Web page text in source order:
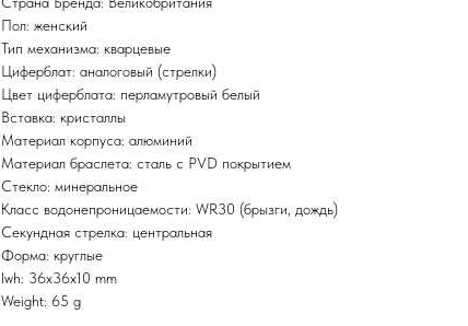
Пол: женский
Тип механизма: кварцевые
Циферблат: аналоговый (стрелки)
Цвет циферблата: перламутровый белый
Вставка: кристаллы
Материал корпуса: алюминий
Материал браслета: сталь с PVD покрытием
Стекло: минеральное
Класс водонепроницаемости: WR30 (брызги, дождь)
Секундная стрелка: центральная
Форма: круглые
lwh: 36x36x10 mm
Weight: 65 g